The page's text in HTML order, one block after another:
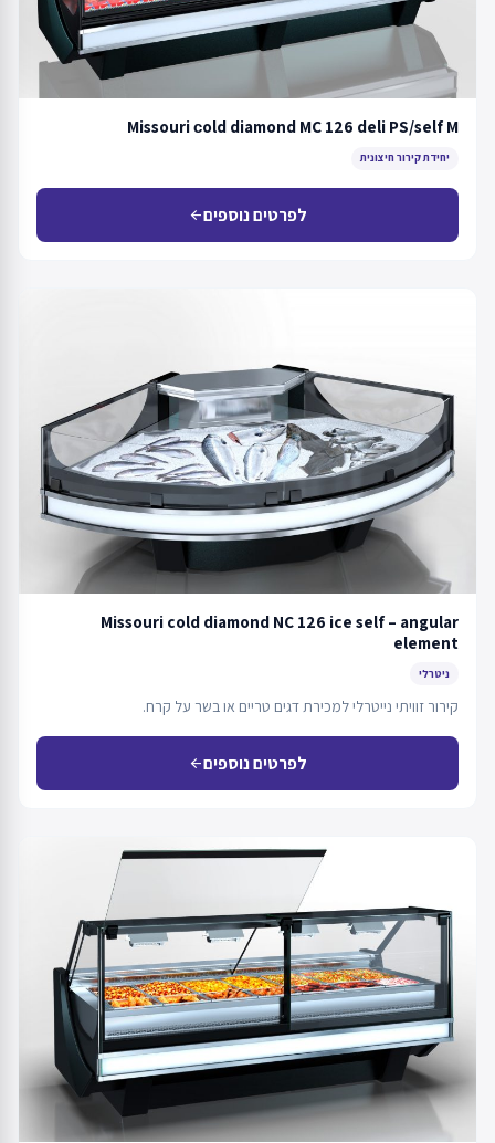
Missouri сold diamond MC 126 deli PS/self M
יחידת קירור חיצונית
לפרטים נוספיםarrow_back
Missouri cold diamond NC 126 ice self – angular
element
ניטרלי
קירור זוויתי נייטרלי למכירת דגים טריים או בשר על קרח.
לפרטים נוספיםarrow_back